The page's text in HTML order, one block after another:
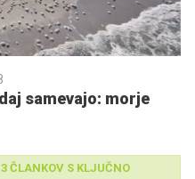
samevajo: morje
ČLANKOV S KLJUČNO